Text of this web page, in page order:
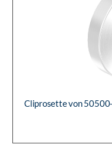
Cliprosette von